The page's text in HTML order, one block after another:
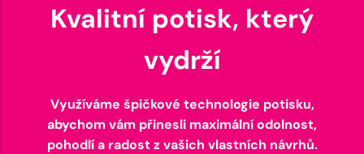
Kvalitní potisk, který
vydrží
Využíváme špičkové technologie potisku,
abychom vám přinesli maximální odolnost,
pohodlí a radost z vašich vlastních návrhů.